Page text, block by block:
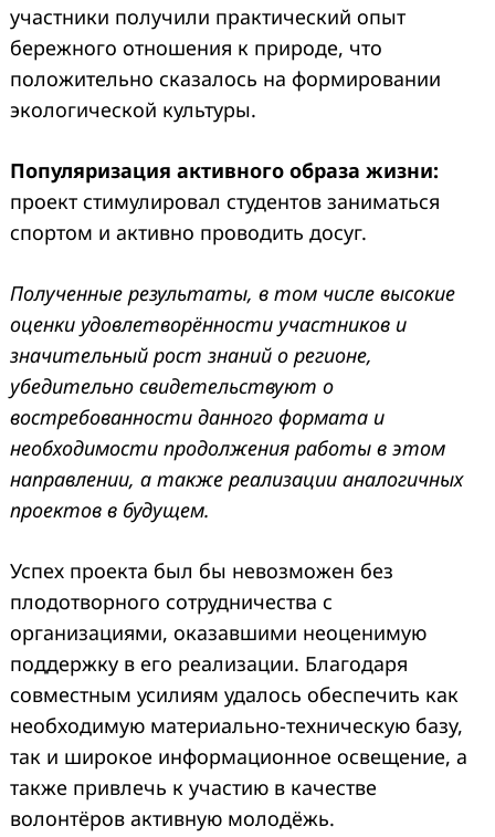
участники получили практический опыт
бережного отношения к природе, что
положительно сказалось на формировании
экологической культуры.
Популяризация активного образа жизни:
проект стимулировал студентов заниматься
спортом и активно проводить досуг.
Полученные результаты, в том числе высокие
оценки удовлетворённости участников и
значительный рост знаний о регионе,
убедительно свидетельствуют о
востребованности данного формата и
необходимости продолжения работы в этом
направлении, а также реализации аналогичных
проектов в будущем.
Успех проекта был бы невозможен без
плодотворного сотрудничества с
организациями, оказавшими неоценимую
поддержку в его реализации. Благодаря
совместным усилиям удалось обеспечить как
необходимую материально-техническую базу,
так и широкое информационное освещение, а
также привлечь к участию в качестве
волонтёров активную молодёжь.